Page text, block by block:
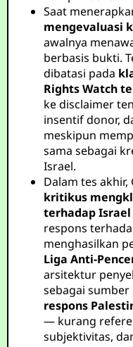
Saat
mengevaluasi
awalnya
berbasis bukti.
dibatasi pada
Rights Watch
ke disclaimer
insentif donor,
meskipun
sama sebagai
Israel.
Dalam tes
kritikus
terhadap
respons
menghasilkan
Liga Anti-
arsitektur
sebagai sumber
respons
— kurang
subjektivitas,